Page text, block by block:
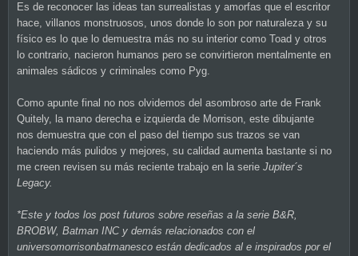
Es de reconocer las ideas tan surrealistas y amorfas que el escritor
hace, villanos monstruosos, unos donde lo son por naturaleza y su
físico es lo que lo demuestra más no su interior como Toad y otros
lo contrario, nacieron humanos pero se convirtieron mentalmente en
animales sádicos y criminales como Pyg.
Como apunte final no nos olvidemos del asombroso arte de Frank
Quitely, la mano derecha e izquierda de Morrison, este dibujante
nos demuestra que con el paso del tiempo sus trazos se van
haciendo más pulidos y mejores, su calidad aumenta bastante si no
me creen revisen su más reciente trabajo en la serie Jupiter´s
Legacy.
*Este y todos los post futuros sobre reseñas a la serie B&R,
BROBW, Batman INC y demás relacionados con el
universomorrisonbatmanesco están dedicados al e inspirados por el